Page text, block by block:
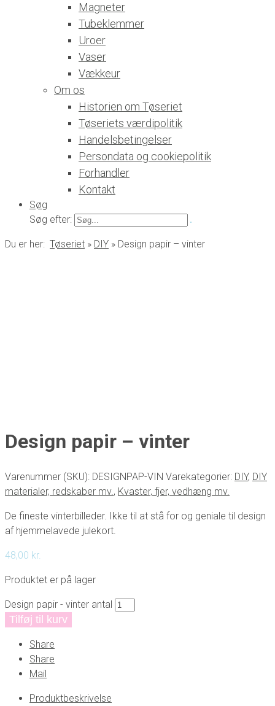
Magneter
Tubeklemmer
Uroer
Vaser
Vækkeur
Om os
Historien om Tøseriet
Tøseriets værdipolitik
Handelsbetingelser
Persondata og cookiepolitik
Forhandler
Kontakt
Søg
Søg efter:
Du er her: Tøseriet » DIY » Design papir – vinter
Design papir – vinter
Varenummer (SKU): DESIGNPAP-VIN Varekategorier: DIY, DIY
materialer, redskaber mv., Kvaster, fjer, vedhæng mv.
De fineste vinterbilleder. Ikke til at stå for og geniale til design
af hjemmelavede julekort.
48,00 kr.
Produktet er på lager
Design papir - vinter antal
Tilføj til kurv
Share
Share
Mail
Produktbeskrivelse